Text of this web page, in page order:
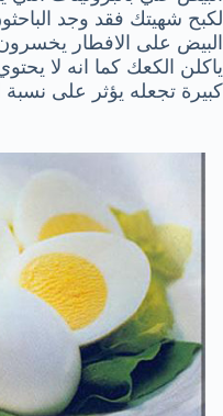
لكبح شهيتك فقد وجد
البيض على الافطار
ياكلن الكعك كما انه لا
كبيرة تجعله يؤثر على